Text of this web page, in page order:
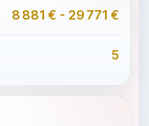
8 881 € - 29 771 €
5